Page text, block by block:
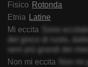
Fisico Rotonda
Etnia Latine
Mi eccita
Sono
del gioco di ruolo,
seni più grandi dei
Non mi eccita
Non